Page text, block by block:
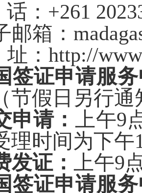
话： +261
邮箱：
址： http://
签证申请服
节假日另行通
申请：
上午9
理时间为下午
发证：
上午9
签证申请服